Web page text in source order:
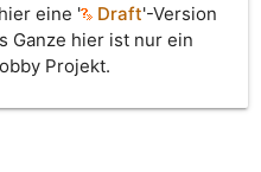
eine ' Draft'-Version
Ganze hier ist nur ein
Projekt.